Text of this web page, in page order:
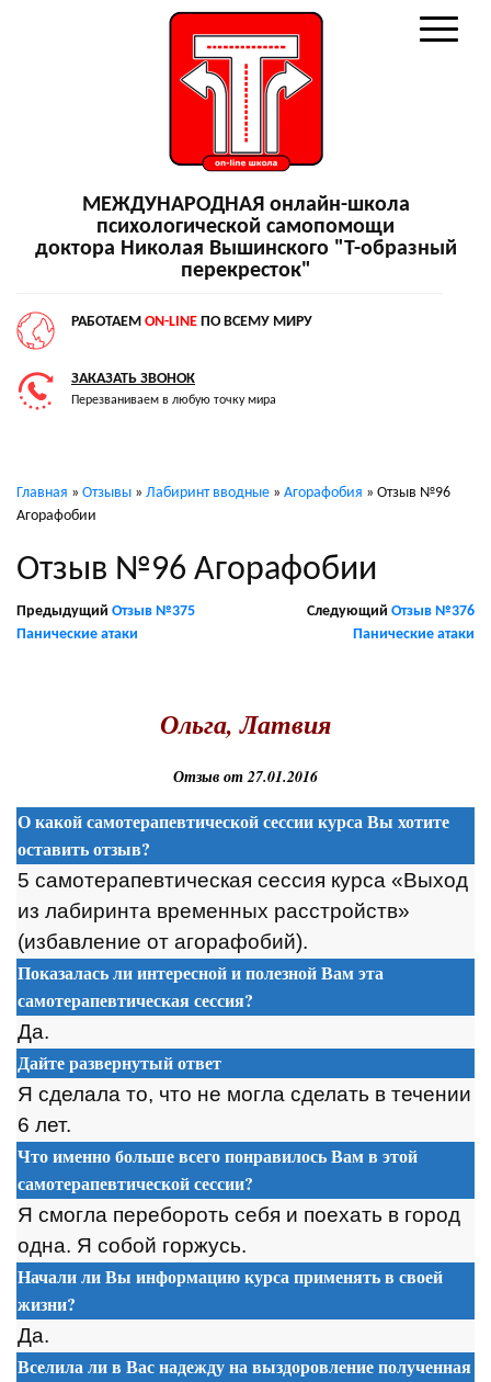
МЕЖДУНАРОДНАЯ онлайн-школа
психологической самопомощи
доктора Николая Вышинского "Т-образный
перекресток"
РАБОТАЕМ ON-LINE ПО ВСЕМУ МИРУ
ЗАКАЗАТЬ ЗВОНОК
Перезваниваем в любую точку мира
Главная » Отзывы » Лабиринт вводные » Агорафобия » Отзыв №96
Агорафобии
Отзыв №96 Агорафобии
Предыдущий Отзыв №375
Панические атаки
Следующий Отзыв №376
Панические атаки
Ольга, Латвия
Отзыв от 27.01.2016
О какой самотерапевтической сессии курса Вы хотите
оставить отзыв?
5 самотерапевтическая сессия курса «Выход
из лабиринта временных расстройств»
(избавление от агорафобий).
Показалась ли интересной и полезной Вам эта
самотерапевтическая сессия?
Да.
Дайте развернутый ответ
Я сделала то, что не могла сделать в течении
6 лет.
Что именно больше всего понравилось Вам в этой
самотерапевтической сессии?
Я смогла перебороть себя и поехать в город
одна. Я собой горжусь.
Начали ли Вы информацию курса применять в своей
жизни?
Да.
Вселила ли в Вас надежду на выздоровление полученная